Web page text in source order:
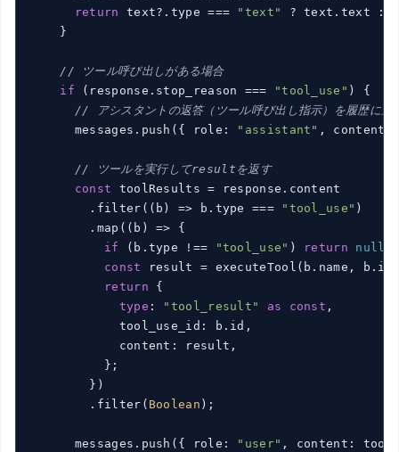
return
text?.type === "text" ? text.text :
    }
// ツール呼び出しがある場合
if (response.stop_reason === "tool_use" ) {
// アシスタントの返答（ツール呼び出し指示）を履歴に追
      messages.push({ role:
"assistant" , content:
// ツールを実行してresultを返す
const toolResults = response.content
        .filter(
( b ) => b.type === "tool_use" )
        .map(
( b ) => {
if
(b.type !== "tool_use" ) return null
const
result = executeTool(b.name,
return {
type : "tool_result" as const ,
            tool_use_id: b.id,
            content: result,
          };
        })
        .filter(
Boolean );
      messages.push({ role:
"user" , content: